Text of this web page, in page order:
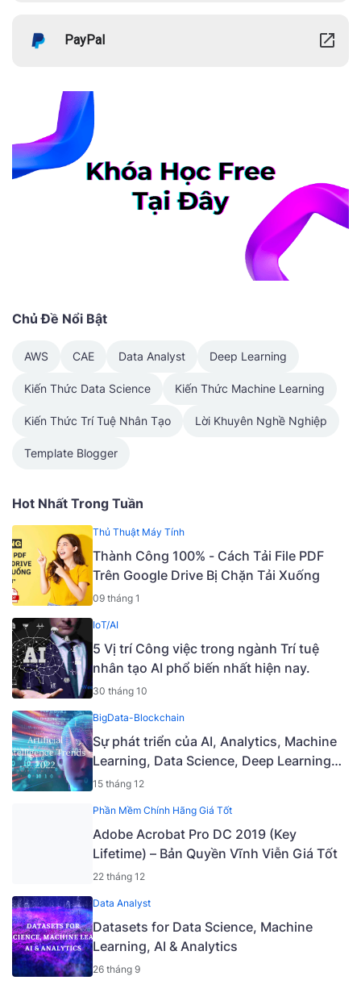
PayPal
Chủ Đề Nổi Bật
AWS CAE Data Analyst Deep Learning
Kiến Thức Data Science Kiến Thức Machine Learning
Kiến Thức Trí Tuệ Nhân Tạo Lời Khuyên Nghề Nghiệp
Template Blogger
Hot Nhất Trong Tuần
Thủ Thuật Máy Tính
Thành Công 100% - Cách Tải File PDF
Trên Google Drive Bị Chặn Tải Xuống
09 tháng 1
IoT/AI
5 Vị trí Công việc trong ngành Trí tuệ
nhân tạo AI phổ biến nhất hiện nay.
30 tháng 10
BigData-Blockchain
Sự phát triển của AI, Analytics, Machine
Learning, Data Science, Deep Learning
năm 2021 và các xu hướng chính năm
15 tháng 12
Phần Mềm Chính Hãng Giá Tốt
Adobe Acrobat Pro DC 2019 (Key
Lifetime) – Bản Quyền Vĩnh Viễn Giá Tốt
22 tháng 12
Data Analyst
Datasets for Data Science, Machine
Learning, AI & Analytics
26 tháng 9